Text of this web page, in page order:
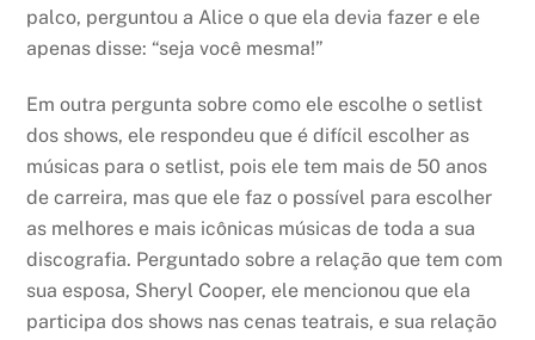
palco, perguntou a Alice o que ela devia fazer e ele
apenas disse: “seja você mesma!”
Em outra pergunta sobre como ele escolhe o setlist
dos shows, ele respondeu que é difícil escolher as
músicas para o setlist, pois ele tem mais de 50 anos
de carreira, mas que ele faz o possível para escolher
as melhores e mais icônicas músicas de toda a sua
discografia. Perguntado sobre a relação que tem com
sua esposa, Sheryl Cooper, ele mencionou que ela
participa dos shows nas cenas teatrais, e sua relação